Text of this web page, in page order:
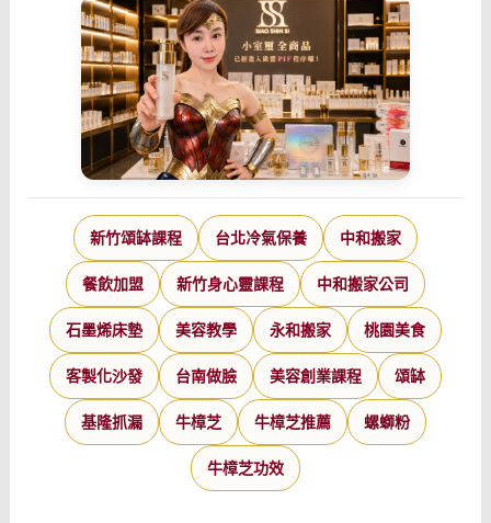
新竹頌缽課程 台北冷氣保養 中和搬家
餐飲加盟 新竹身心靈課程 中和搬家公司
石墨烯床墊 美容教學 永和搬家 桃園美食
客製化沙發 台南做臉 美容創業課程 頌缽
基隆抓漏 牛樟芝 牛樟芝推薦 螺螄粉
牛樟芝功效